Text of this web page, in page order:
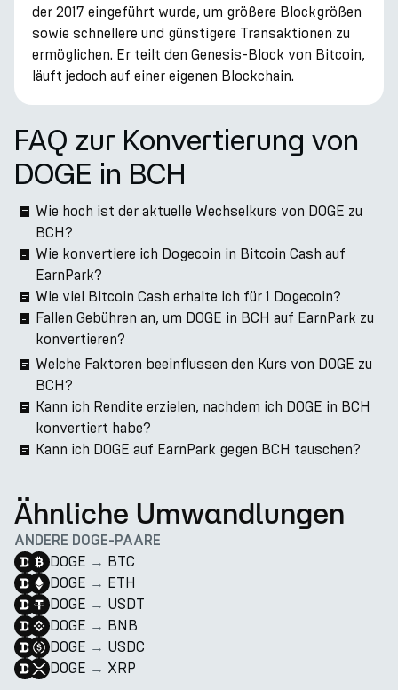
der 2017 eingeführt wurde, um größere Blockgrößen
sowie schnellere und günstigere Transaktionen zu
ermöglichen. Er teilt den Genesis-Block von Bitcoin,
läuft jedoch auf einer eigenen Blockchain.
FAQ zur Konvertierung von
DOGE in BCH
Wie hoch ist der aktuelle Wechselkurs von DOGE zu
BCH?
Wie konvertiere ich Dogecoin in Bitcoin Cash auf
EarnPark?
Wie viel Bitcoin Cash erhalte ich für 1 Dogecoin?
Fallen Gebühren an, um DOGE in BCH auf EarnPark zu
konvertieren?
Welche Faktoren beeinflussen den Kurs von DOGE zu
BCH?
Kann ich Rendite erzielen, nachdem ich DOGE in BCH
konvertiert habe?
Kann ich DOGE auf EarnPark gegen BCH tauschen?
Ähnliche Umwandlungen
ANDERE DOGE-PAARE
DOGE → BTC
DOGE → ETH
DOGE → USDT
DOGE → BNB
DOGE → USDC
DOGE → XRP